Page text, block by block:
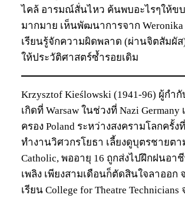
ไคล้ อารมณ์สั่นไหว ค้นพบอะไรๆให้ข
มากมาย เห็นพัฒนาการจาก Weronika
เรียนรู้จักความผิดพลาด (ผ่านจิตสัมผั
ให้ประวัติศาสตร์ซ้ำรอยเดิม
Krzysztof Kieślowski (1941-96) ผู้กำ
เกิดที่ Warsaw ในช่วงที่ Nazi
ครอง Poland ระหว่างสงครามโลกครั้ง
ทำงานวิศวกรโยธา เลี้ยงดูบุตรชายตา
Catholic, พออายุ 16 ถูกส่งไปฝึกฝนอ
เพลิง เพียงสามเดือนก็ตัดสินใจลาออก
เรียน College for Theatre